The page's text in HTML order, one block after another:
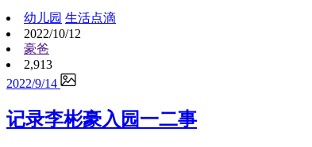
幼儿园 生活点滴
2022/10/12
豪爸
2,913
2022/9/14
记录李彬豪入园一二事